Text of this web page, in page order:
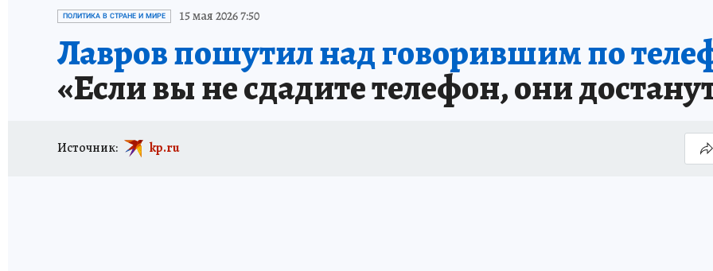
ИСПЫТАНО НА СЕБЕ
ПОЛИТИКА В СТРАНЕ И МИРЕ 15 мая 2026 7:50
Лавров пошутил над говорившим по
«Если вы не сдадите телефон, они
Источник: kp.ru